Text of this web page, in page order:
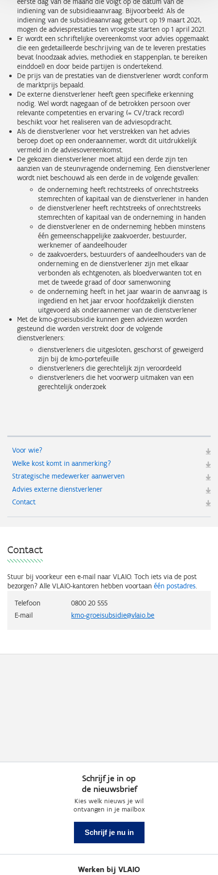
indiening van de subsidieaanvraag. Bijvoorbeeld: Als de
indiening van de subsidieaanvraag gebeurt op 19 maart 2021,
mogen de adviesprestaties ten vroegste starten op 1 april 2021.
Er wordt een schriftelijke overeenkomst voor advies opgemaakt
die een gedetailleerde beschrijving van de te leveren prestaties
bevat (noodzaak advies, methodiek en stappenplan, te bereiken
einddoel) en door beide partijen is ondertekend.
De prijs van de prestaties van de dienstverlener wordt conform
de marktprijs bepaald.
De externe dienstverlener heeft geen specifieke erkenning
nodig. Wel wordt nagegaan of de betrokken persoon over
relevante competenties en ervaring (= CV/track record)
beschikt voor het realiseren van de adviesopdracht.
Als de dienstverlener voor het verstrekken van het advies
beroep doet op een onderaannemer, wordt dit uitdrukkelijk
vermeld in de adviesovereenkomst.
De gekozen dienstverlener moet altijd een derde zijn ten
aanzien van de steunvragende onderneming. Een dienstverlener
wordt niet beschouwd als een derde in de volgende gevallen:
de onderneming heeft rechtstreeks of onrechtstreeks
stemrechten of kapitaal van de dienstverlener in handen
de dienstverlener heeft rechtstreeks of onrechtstreeks
stemrechten of kapitaal van de onderneming in handen
de dienstverlener en de onderneming hebben minstens
één gemeenschappelijke zaakvoerder, bestuurder,
werknemer of aandeelhouder
de zaakvoerders, bestuurders of aandeelhouders van de
onderneming en de dienstverlener zijn met elkaar
verbonden als echtgenoten, als bloedverwanten tot en
met de tweede graad of door samenwoning
de onderneming heeft in het jaar waarin de aanvraag is
ingediend en het jaar ervoor hoofdzakelijk diensten
uitgevoerd als onderaannemer van de dienstverlener
Met de kmo-groeisubsidie kunnen geen adviezen worden
gesteund die worden verstrekt door de volgende
dienstverleners:
dienstverleners die uitgesloten, geschorst of geweigerd
zijn bij de kmo-portefeuille
dienstverleners die gerechtelijk zijn veroordeeld
dienstverleners die het voorwerp uitmaken van een
gerechtelijk onderzoek
Voor wie?
Welke kost komt in aanmerking?
Strategische medewerker aanwerven
Advies externe dienstverlener
Contact
Contact
Stuur bij voorkeur een e-mail naar VLAIO. Toch iets via de post
bezorgen? Alle VLAIO-kantoren hebben voortaan één postadres.
Telefoon
0800 20 555
E-mail
kmo-groeisubsidie@vlaio.be
Schrijf je in op
de nieuwsbrief
Kies welk nieuws je wil
ontvangen in je mailbox
Schrijf je nu in
Werken bij VLAIO